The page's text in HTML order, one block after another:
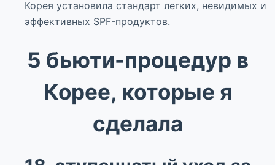
Корея установила стандарт легких, невидимых и
эффективных SPF-продуктов.
5 бьюти-процедур в
Корее, которые я
сделала